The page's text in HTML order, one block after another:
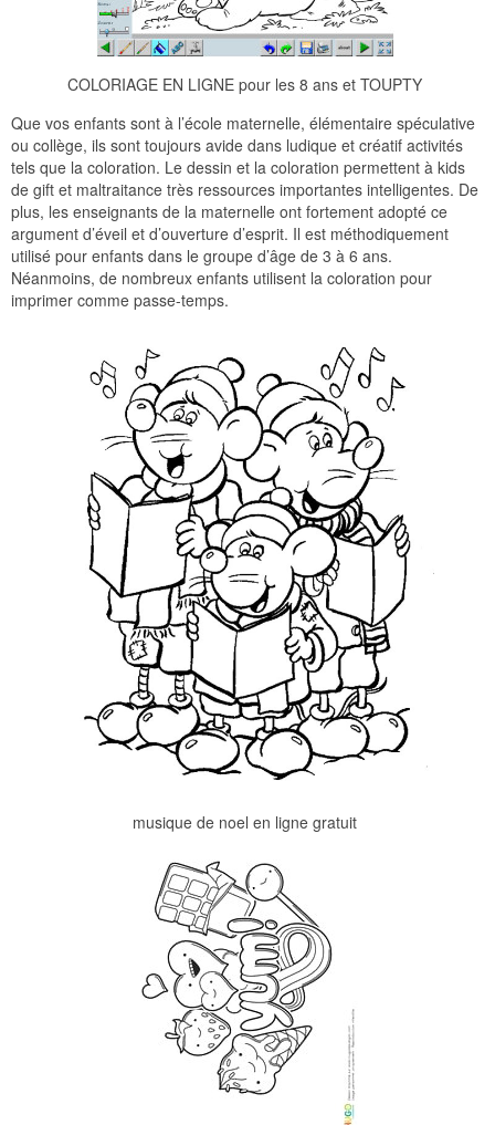
COLORIAGE EN LIGNE pour les 8 ans et TOUPTY
Que vos enfants sont à l’école maternelle, élémentaire spéculative
ou collège, ils sont toujours avide dans ludique et créatif activités
tels que la coloration. Le dessin et la coloration permettent à kids
de gift et maltraitance très ressources importantes intelligentes. De
plus, les enseignants de la maternelle ont fortement adopté ce
argument d’éveil et d’ouverture d’esprit. Il est méthodiquement
utilisé pour enfants dans le groupe d’âge de 3 à 6 ans.
Néanmoins, de nombreux enfants utilisent la coloration pour
imprimer comme passe-temps.
musique de noel en ligne gratuit